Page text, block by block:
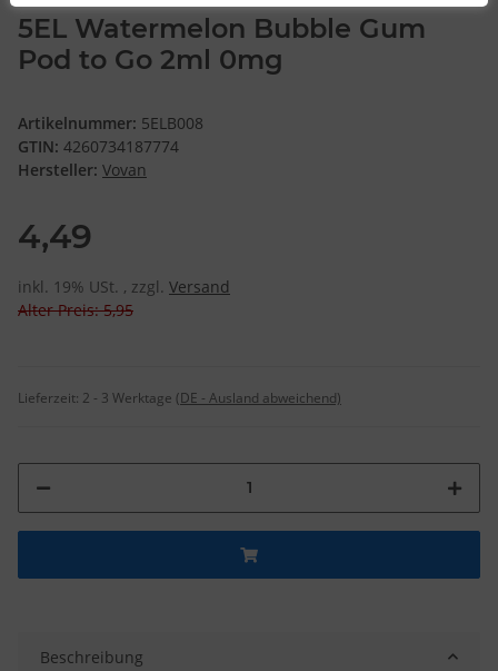
5EL Watermelon Bubble Gum
Pod to Go 2ml 0mg
Artikelnummer: 5ELB008
GTIN: 4260734187774
Hersteller: Vovan
4,49
inkl. 19% USt. , zzgl. Versand
Alter Preis: 5,95
Lieferzeit: 2 - 3 Werktage (DE - Ausland abweichend)
Beschreibung